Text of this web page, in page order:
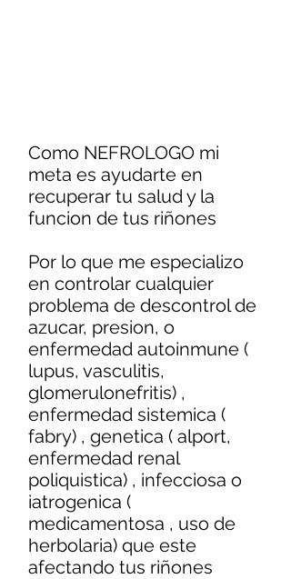
Como NEFROLOGO mi
meta es ayudarte en
recuperar tu salud y la
funcion de tus riñones
Por lo que me especializo
en controlar cualquier
problema de descontrol de
azucar, presion, o
enfermedad autoinmune (
lupus, vasculitis,
glomerulonefritis) ,
enfermedad sistemica (
fabry) , genetica ( alport,
enfermedad renal
poliquistica) , infecciosa o
iatrogenica (
medicamentosa , uso de
herbolaria) que este
afectando tus riñones